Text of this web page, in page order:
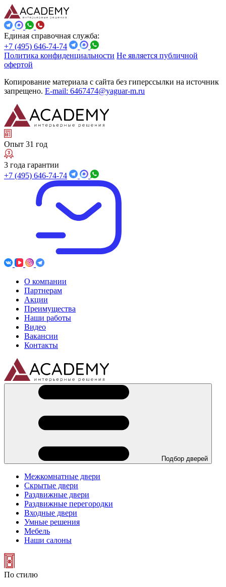
Единая справочная служба:
+7 (495) 646-74-74
Политика конфиденциальности Не является публичной
офертой
Копирование материала с сайта без гиперссылки на источник
запрещено. E-mail: 6467474@yaguar-m.ru
Опыт 31 год
3 года гарантии
+7 (495) 646-74-74
О компании
Партнерам
Акции
Преимущества
Наши работы
Видео
Вакансии
Контакты
Подбор дверей
Межкомнатные двери
Скрытые двери
Раздвижные двери
Раздвижные перегородки
Входные двери
Умные решения
Мебель
Наши салоны
По стилю